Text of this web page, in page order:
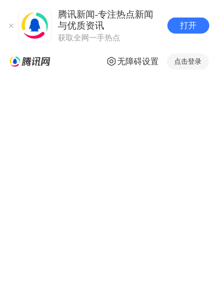
腾讯新闻-专注热点新闻
与优质资讯
获取全网一手热点
打开
无障碍设置 点击登录